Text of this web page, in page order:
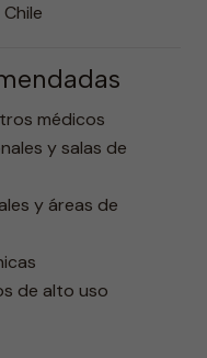
médicos
y salas de
y áreas de
de alto uso